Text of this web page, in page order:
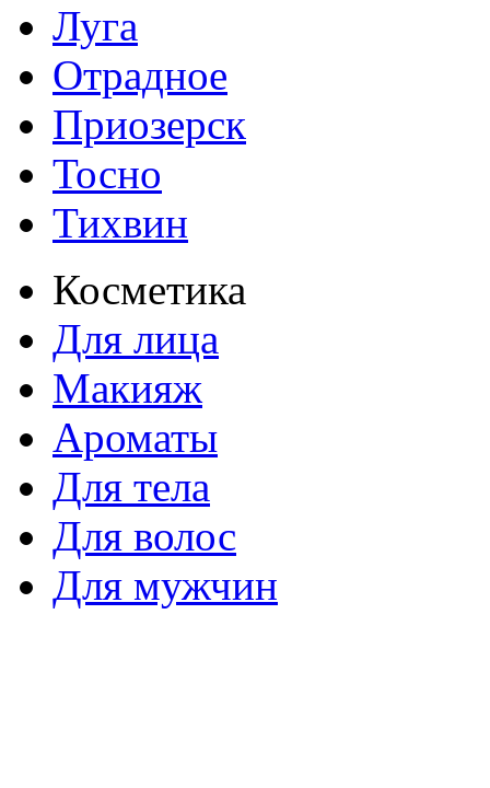
Луга
Отрадное
Приозерск
Тосно
Тихвин
Косметика
Для лица
Макияж
Ароматы
Для тела
Для волос
Для мужчин